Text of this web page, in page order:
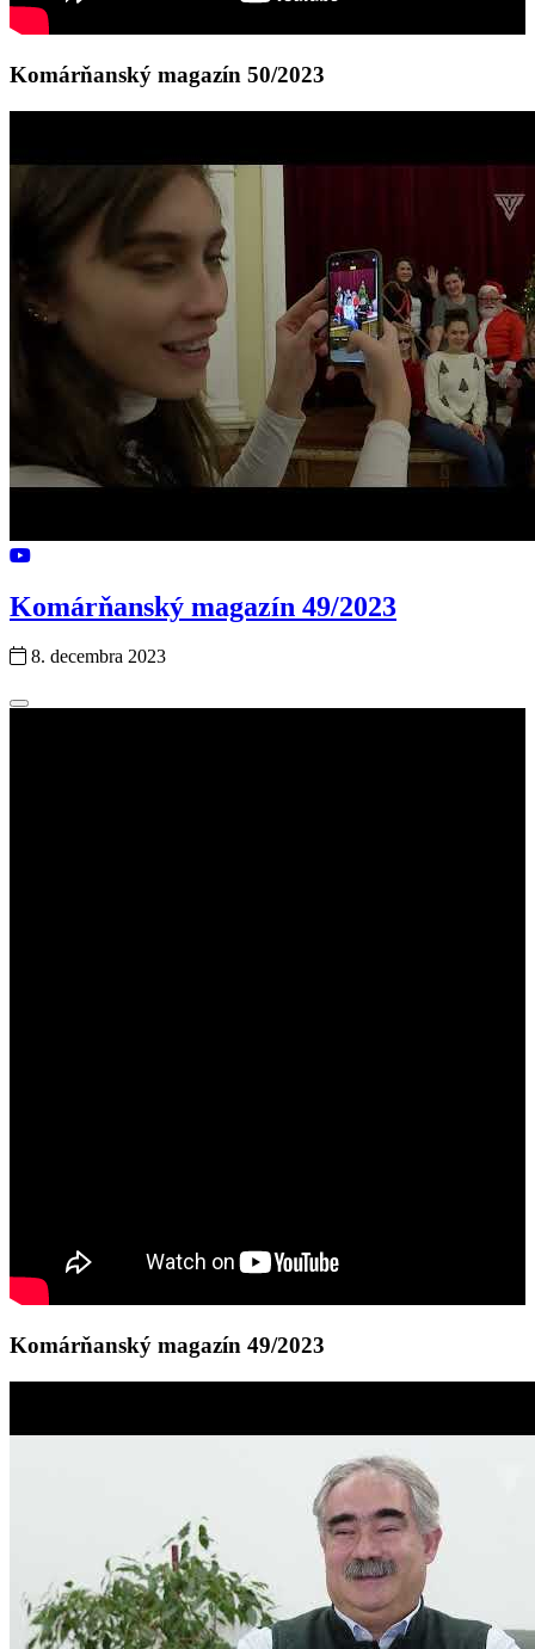
Komárňanský magazín 50/2023
Komárňanský magazín 49/2023
8. decembra 2023
Komárňanský magazín 49/2023